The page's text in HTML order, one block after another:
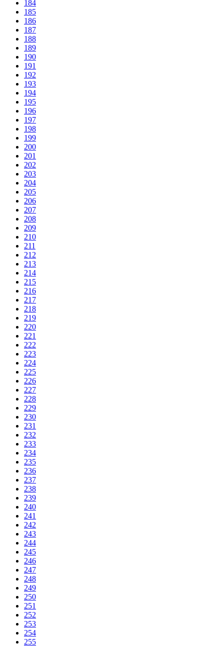
184
185
186
187
188
189
190
191
192
193
194
195
196
197
198
199
200
201
202
203
204
205
206
207
208
209
210
211
212
213
214
215
216
217
218
219
220
221
222
223
224
225
226
227
228
229
230
231
232
233
234
235
236
237
238
239
240
241
242
243
244
245
246
247
248
249
250
251
252
253
254
255